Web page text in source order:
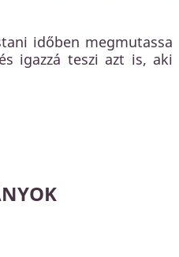
időben megmutassa
igazzá teszi azt is, aki